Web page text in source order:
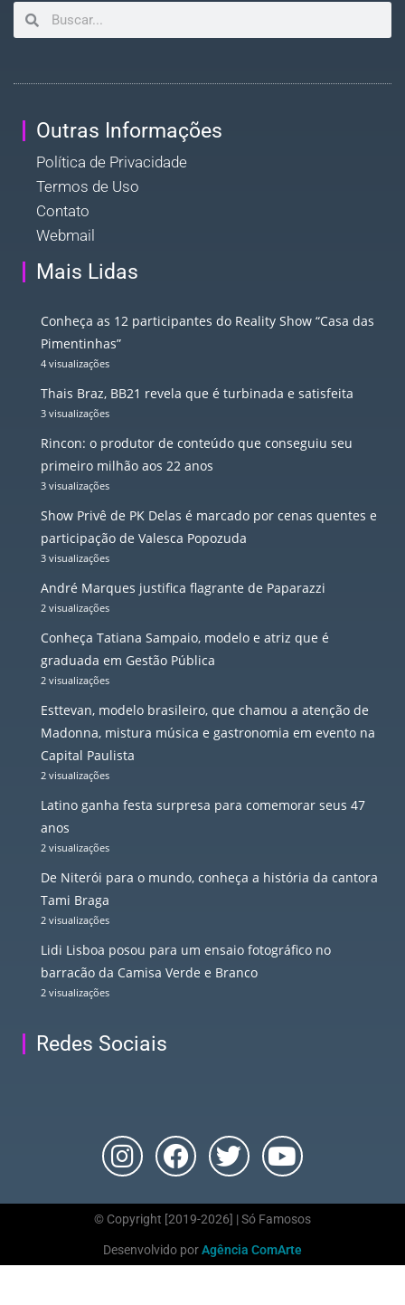
Outras Informações
Política de Privacidade
Termos de Uso
Contato
Webmail
Mais Lidas
Conheça as 12 participantes do Reality Show “Casa das
Pimentinhas”
4 visualizações
Thais Braz, BB21 revela que é turbinada e satisfeita
3 visualizações
Rincon: o produtor de conteúdo que conseguiu seu
primeiro milhão aos 22 anos
3 visualizações
Show Privê de PK Delas é marcado por cenas quentes e
participação de Valesca Popozuda
3 visualizações
André Marques justifica flagrante de Paparazzi
2 visualizações
Conheça Tatiana Sampaio, modelo e atriz que é
graduada em Gestão Pública
2 visualizações
Esttevan, modelo brasileiro, que chamou a atenção de
Madonna, mistura música e gastronomia em evento na
Capital Paulista
2 visualizações
Latino ganha festa surpresa para comemorar seus 47
anos
2 visualizações
De Niterói para o mundo, conheça a história da cantora
Tami Braga
2 visualizações
Lidi Lisboa posou para um ensaio fotográfico no
barracão da Camisa Verde e Branco
2 visualizações
Redes Sociais
© Copyright [2019-2026] | Só Famosos
Desenvolvido porAgência ComArte